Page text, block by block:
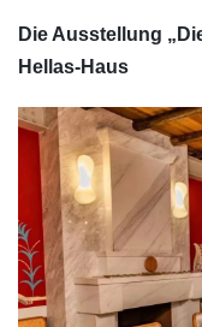
Die Ausstellung
Hellas-Haus